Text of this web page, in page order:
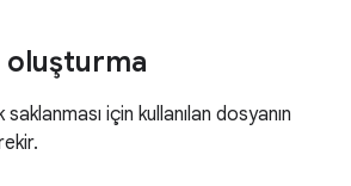
oluşturma
saklanması için kullanılan dosyanın